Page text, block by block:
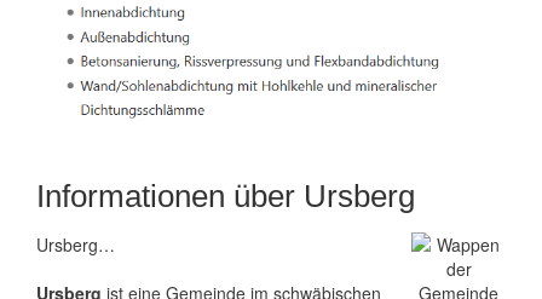
Informationen über Ursberg
Ursberg…
Ursberg ist eine Gemeinde im schwäbischen